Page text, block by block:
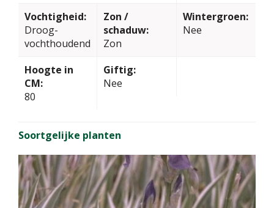
Vochtigheid:
Droog-
vochthoudend
Zon /
schaduw:
Zon
Wintergroen:
Nee
Hoogte in
CM:
80
Giftig:
Nee
Soortgelijke planten